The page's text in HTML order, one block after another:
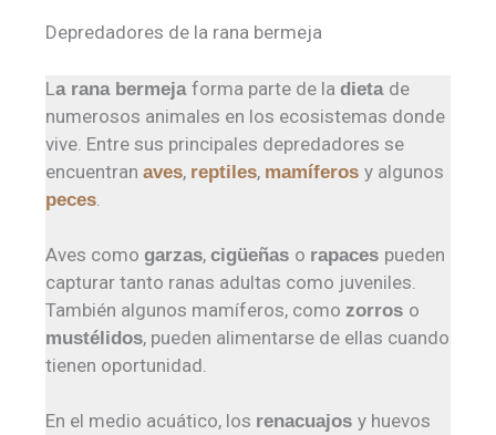
Depredadores de la rana bermeja
La rana bermejaforma parte de ladieta de
numerosos animales en los ecosistemas donde
vive. Entre sus principales depredadores se
encuentranaves, reptiles, mamíferosy algunos
peces
Aves comogarzas,cigüeñas o rapaces pueden
capturar tanto ranas adultas como juveniles.
También algunos mamíferos, comozorros o
mustélidos, pueden alimentarse de ellas cuando
tienen oportunidad.
En el medio acuático, los renacuajosy huevos